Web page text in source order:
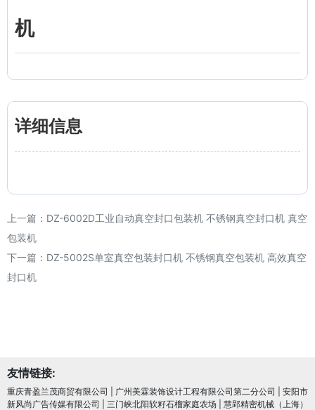
机
详细信息
上一篇： DZ-6002D工业自动真空封口包装机 不锈钢真空封口机 真空
包装机
下一篇： DZ-5002S单室真空包装封口机 不锈钢真空包装机 高效真空
封口机
友情链接:
重庆青盈兰茂商贸有限公司 广州美霖装饰设计工程有限公司第二分公司
安阳市
新风尚广告传媒有限公司
三门峡北阳软籽石榴家庭农场
慧郢精密机械（上海）